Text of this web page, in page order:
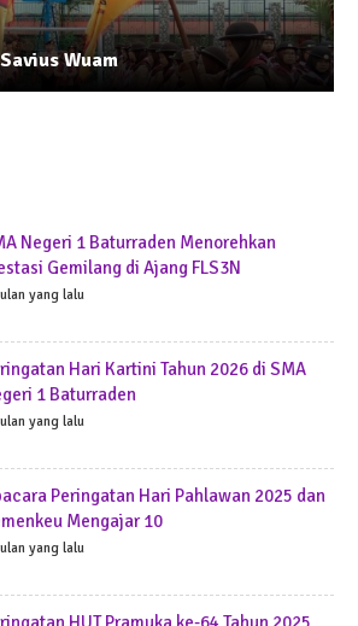
Wuam
Negeri 1 Baturraden Menorehkan
Gemilang di Ajang FLS3N
yang lalu
Hari Kartini Tahun 2026 di SMA
1 Baturraden
yang lalu
Peringatan Hari Pahlawan 2025 dan
Mengajar 10
yang lalu